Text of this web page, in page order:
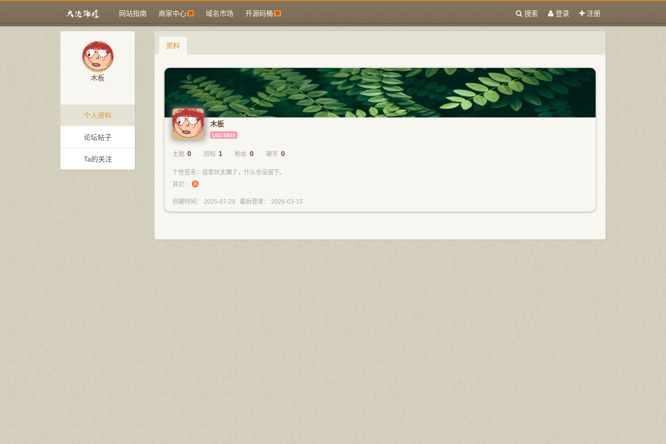
网站指南 商家中心 域名市场 开源码桶 搜索 登录 注册
木板
个人资料
论坛帖子
Ta的关注
资料
木板
UID:5803
主题 0 回帖 1 粉丝 0 硬币 0
个性签名：这家伙太懒了，什么也没留下。
其它：
创建时间： 2025-07-29 最后登录： 2026-03-15